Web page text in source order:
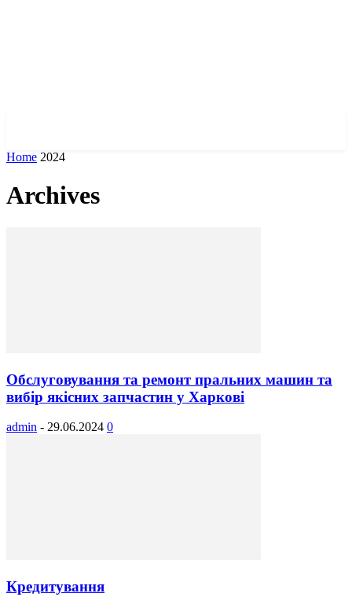
Home 2024
Archives
Обслуговування та ремонт пральних машин та
вибір якісних запчастин у Харкові
admin - 29.06.2024 0
Кредитування